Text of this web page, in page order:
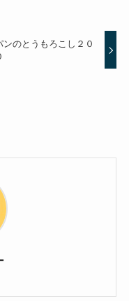
ンのとうもろこし２０